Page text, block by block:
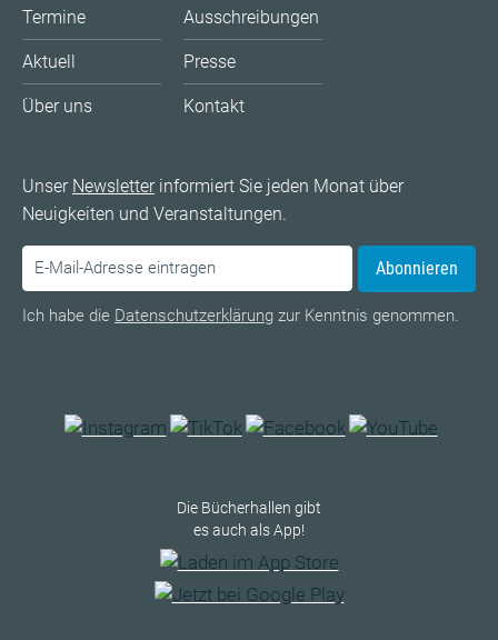
Termine
Aktuell
Über uns
Ausschreibungen
Presse
Kontakt
Unser Newsletterinformiert Sie jeden Monat über
Neuigkeiten und Veranstaltungen.
Abonnieren
Ich habe die Datenschutzerklärung zur Kenntnis genommen.
Die Bücherhallen gibt
es auch als App!